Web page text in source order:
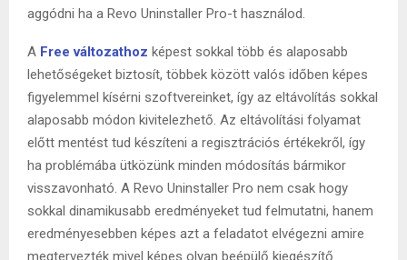
aggódni ha a Revo Uninstaller Pro-t használod.
A Free változathoz képest sokkal több és alaposabb
lehetőségeket biztosít, többek között valós időben képes
figyelemmel kísérni szoftvereinket, így az eltávolítás sokkal
alaposabb módon kivitelezhető. Az eltávolítási folyamat
előtt mentést tud készíteni a regisztrációs értékekről, így
ha problémába ütközünk minden módosítás bármikor
visszavonható. A Revo Uninstaller Pro nem csak hogy
sokkal dinamikusabb eredményeket tud felmutatni, hanem
eredményesebben képes azt a feladatot elvégezni amire
megtervezték mivel képes olyan beépülő kiegészítő